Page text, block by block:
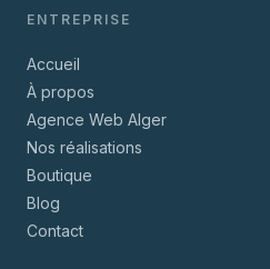
ENTREPRISE
Accueil
À propos
Agence Web Alger
Nos réalisations
Boutique
Blog
Contact